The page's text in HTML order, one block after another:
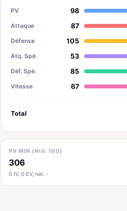
PV 98
Attaque 87
Défense 105
Atq. Spé. 53
Déf. Spé. 85
Vitesse 67
Total
PV MIN (NIV. 100)
306
0 IV, 0 EV, nat. -